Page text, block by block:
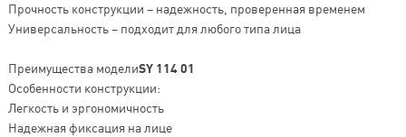
Прочность конструкции – надежность, проверенная временем
Универсальность – подходит для любого типа лица
Преимущества моделиSY 114 01
Особенности конструкции:
Легкость и эргономичность
Надежная фиксация на лице